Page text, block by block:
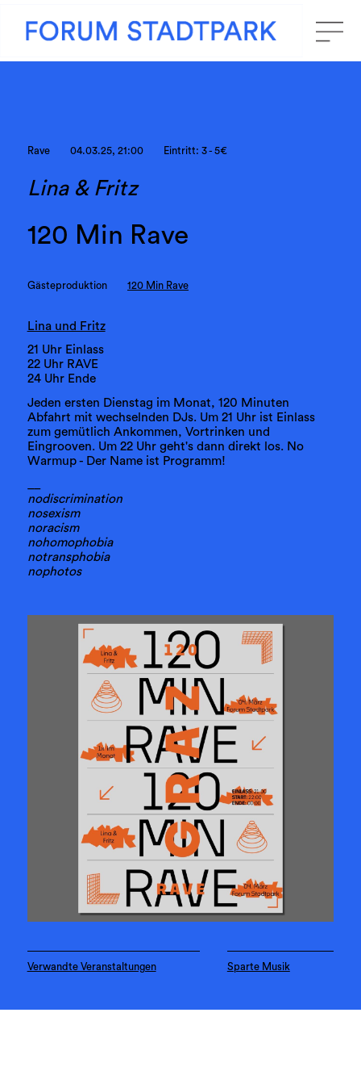
Rave 04.03.25, 21:00 Eintritt: 3 - 5€
Lina & Fritz
120 Min Rave
Gästeproduktion 120 Min Rave
Lina und Fritz
21 Uhr Einlass
22 Uhr RAVE
24 Uhr Ende
Jeden ersten Dienstag im Monat, 120 Minuten
Abfahrt mit wechselnden DJs. Um 21 Uhr ist Einlass
zum gemütlich Ankommen, Vortrinken und
Eingrooven. Um 22 Uhr geht's dann direkt los. No
Warmup - Der Name ist Programm!
nodiscrimination
nosexism
noracism
nohomophobia
notransphobia
nophotos
Verwandte Veranstaltungen Sparte Musik